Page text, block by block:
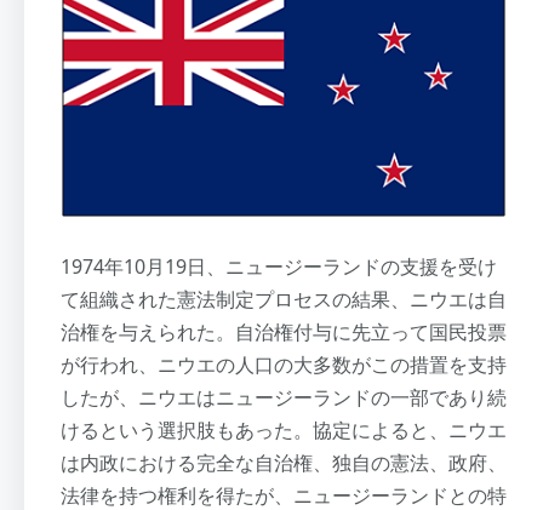
1974年10月19日、ニュージーランドの支援を受け
て組織された憲法制定プロセスの結果、ニウエは自
治権を与えられた。自治権付与に先立って国民投票
が行われ、ニウエの人口の大多数がこの措置を支持
したが、ニウエはニュージーランドの一部であり続
けるという選択肢もあった。協定によると、ニウエ
は内政における完全な自治権、独自の憲法、政府、
法律を持つ権利を得たが、ニュージーランドとの特